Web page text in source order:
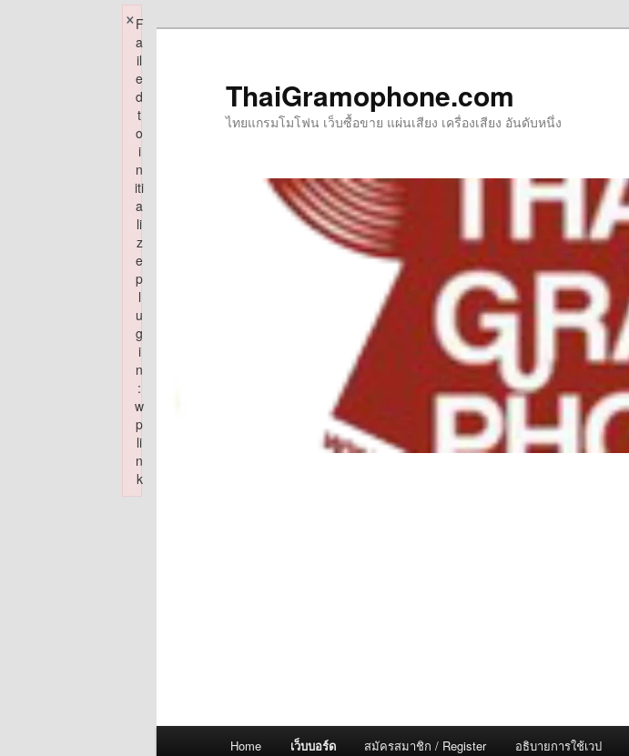
ThaiGramophone.com
ไทยแกรมโมโฟน เว็บซื้อขาย แผ่นเสียง เครื่องเสียง อันดับหนึ่ง
Home เว็บบอร์ด สมัครสมาชิก / Register อธิบายการใช้เวป
F
a
il
e
d
t
o
i
n
iti
a
li
z
e
p
l
u
g
i
n
:
w
p
li
n
k
×